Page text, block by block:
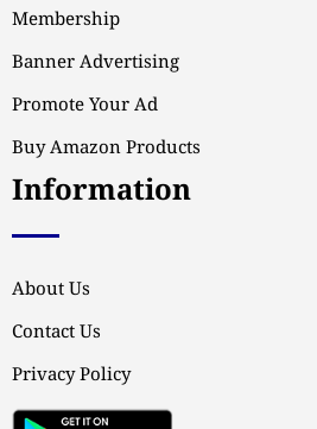
Membership
Banner Advertising
Promote Your Ad
Buy Amazon Products
Information
About Us
Contact Us
Privacy Policy